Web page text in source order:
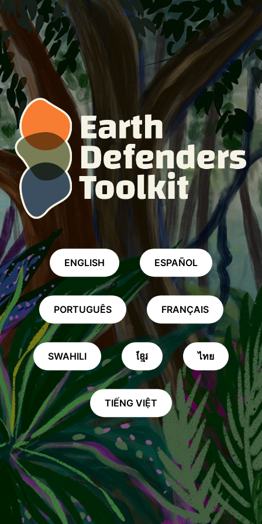
ENGLISH ESPAÑOL
PORTUGUÊS FRANÇAIS
SWAHILI ខ្មែរ ไทย
TIẾNG VIỆT